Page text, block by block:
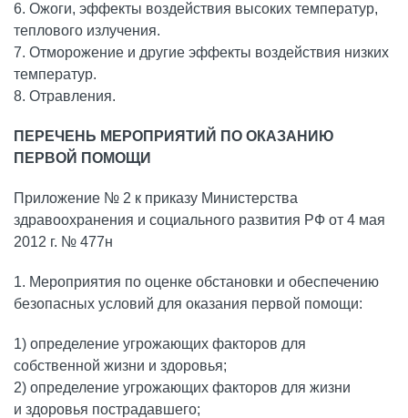
6. Ожоги, эффекты воздействия высоких температур,
теплового излучения.
7. Отморожение и другие эффекты воздействия низких
температур.
8. Отравления.
​ПЕРЕЧЕНЬ МЕРОПРИЯТИЙ ПО ОКАЗАНИЮ
ПЕРВОЙ ПОМОЩИ
Приложение № 2 к приказу Министерства
здравоохранения и социального развития РФ от 4 мая
2012 г. № 477н
1. Мероприятия по оценке обстановки и обеспечению
безопасных условий для оказания первой помощи:
1) определение угрожающих факторов для
собственной жизни и здоровья;
2) определение угрожающих факторов для жизни
и здоровья пострадавшего;